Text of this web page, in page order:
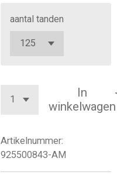
aantal tanden
In
winkelwagen
Artikelnummer:
925500843-AM